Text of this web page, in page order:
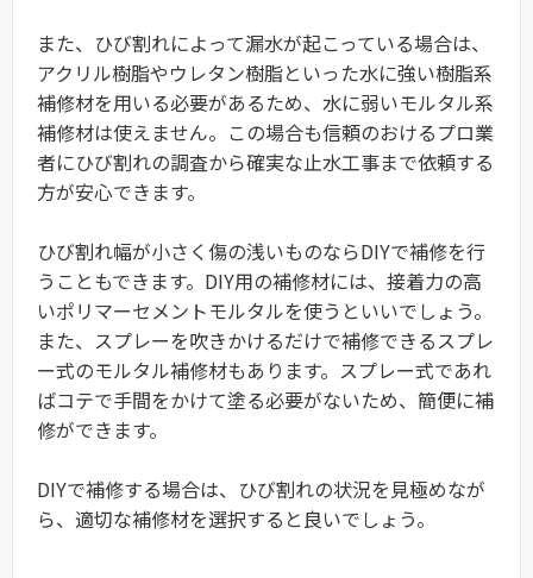
また、ひび割れによって漏水が起こっている場合は、
アクリル樹脂やウレタン樹脂といった水に強い樹脂系
補修材を用いる必要があるため、水に弱いモルタル系
補修材は使えません。この場合も信頼のおけるプロ業
者にひび割れの調査から確実な止水工事まで依頼する
方が安心できます。
ひび割れ幅が小さく傷の浅いものならDIYで補修を行
うこともできます。DIY用の補修材には、接着力の高
いポリマーセメントモルタルを使うといいでしょう。
また、スプレーを吹きかけるだけで補修できるスプレ
ー式のモルタル補修材もあります。スプレー式であれ
ばコテで手間をかけて塗る必要がないため、簡便に補
修ができます。
DIYで補修する場合は、ひび割れの状況を見極めなが
ら、適切な補修材を選択すると良いでしょう。